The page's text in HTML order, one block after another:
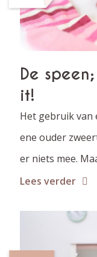
De
it!
Het gebruik van
ene ouder
er niets mee.
Lees verder